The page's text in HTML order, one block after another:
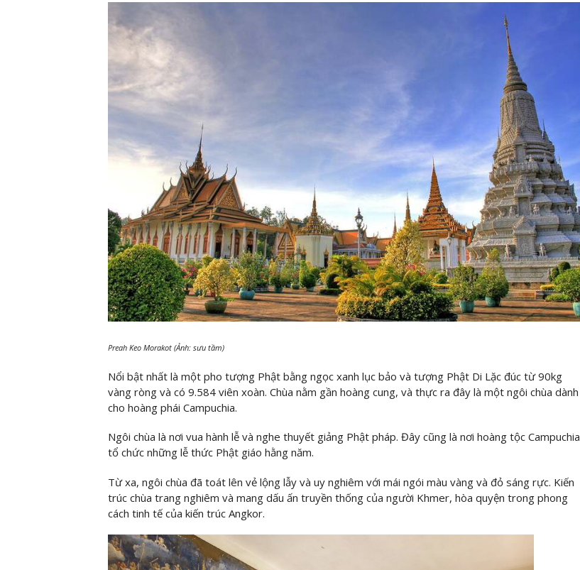
Preah Keo Morakot (Ảnh: sưu tầm)
Nổi bật nhất là một pho tượng Phật bằng ngọc xanh lục bảo và tượng Phật Di Lặc đúc từ 90kg
vàng ròng và có 9.584 viên xoàn. Chùa nằm gần hoàng cung, và thực ra đây là một ngôi chùa dành
cho hoàng phái Campuchia.
Ngôi chùa là nơi vua hành lễ và nghe thuyết giảng Phật pháp. Đây cũng là nơi hoàng tộc Campuchia
tổ chức những lễ thức Phật giáo hằng năm.
Từ xa, ngôi chùa đã toát lên vẻ lộng lẫy và uy nghiêm với mái ngói màu vàng và đỏ sáng rực. Kiến
trúc chùa trang nghiêm và mang dấu ấn truyền thống của người Khmer, hòa quyện trong phong
cách tinh tế của kiến trúc Angkor.